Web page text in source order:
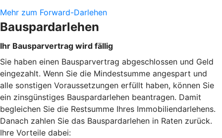
Mehr zum Forward-Darlehen
Bauspardarlehen
Ihr Bausparvertrag wird fällig
Sie haben einen Bausparvertrag abgeschlossen und Geld
eingezahlt. Wenn Sie die Mindestsumme angespart und
alle sonstigen Voraussetzungen erfüllt haben, können Sie
ein zinsgünstiges Bauspardarlehen beantragen. Damit
begleichen Sie die Restsumme Ihres Immobiliendarlehens.
Danach zahlen Sie das Bauspardarlehen in Raten zurück.
Ihre Vorteile dabei: